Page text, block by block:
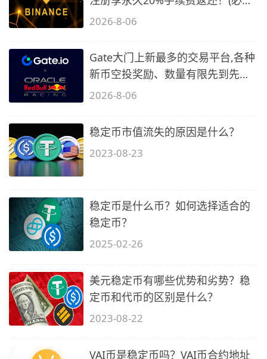
2)
2026-8-06
Gate大门上新最多的交易平台,各种
新币空投奖励、数量有限先到先
得…
2026-8-06
稳定币市值流失的原因是什么？
2023-08-23
稳定币是什么币？如何选择适合的
稳定币？
2025-02-26
美元稳定币有哪些优势和劣势？稳
定币和代币的区别是什么？
2023-08-22
VAI币是稳定币吗？VAI币合约地址